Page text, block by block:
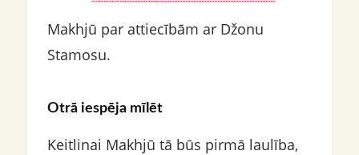
Makhjū par attiecībām ar Džonu
Stamosu.
Otrā iespēja mīlēt
Keitlinai Makhjū tā būs pirmā laulība,